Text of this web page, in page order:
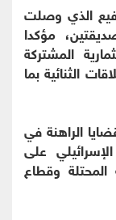
الذي وصلت
مؤكدا
المشتركة
الثنائية بما
الراهنة في
على
وقطاع